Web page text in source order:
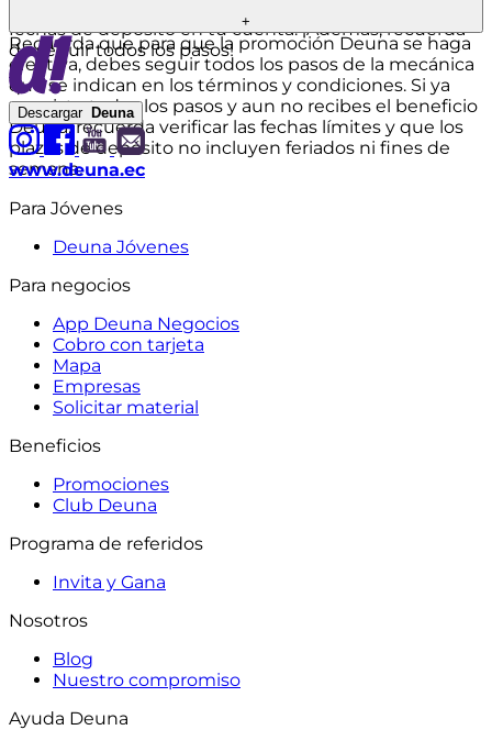
fechas de depósito en tu cuenta. ¡Además, recuerda
de seguir todos los pasos!
+
Recuerda que para que la promoción Deuna se haga
efectiva, debes seguir todos los pasos de la mecánica
que se indican en los términos y condiciones. Si ya
seguiste todos los pasos y aun no recibes el beneficio
Deuna, recuerda verificar las fechas límites y que los
plazos de depósito no incluyen feriados ni fines de
semana.
Descargar Deuna
www.deuna.ec
Para Jóvenes
Deuna Jóvenes
Para negocios
App Deuna Negocios
Cobro con tarjeta
Mapa
Empresas
Solicitar material
Beneficios
Promociones
Club Deuna
Programa de referidos
Invita y Gana
Nosotros
Blog
Nuestro compromiso
Ayuda Deuna